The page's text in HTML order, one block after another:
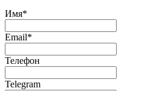
Имя*
Email*
Телефон
Telegram